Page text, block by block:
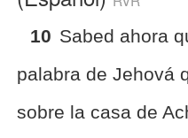
10 Sabed ahora
palabra de Jehová
sobre la casa de